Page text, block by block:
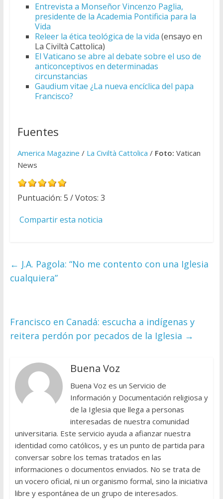
Entrevista a Monseñor Vincenzo Paglia,
presidente de la Academia Pontificia para la
Vida
Releer la ética teológica de la vida (ensayo en
La Civiltà Cattolica)
El Vaticano se abre al debate sobre el uso de
anticonceptivos en determinadas
circunstancias
Gaudium vitae ¿La nueva encíclica del papa
Francisco?
Fuentes
America Magazine / La Civiltà Cattolica / Foto: Vatican
News
Puntuación: 5 / Votos: 3
Compartir esta noticia
← J.A. Pagola: “No me contento con una Iglesia
cualquiera”
Francisco en Canadá: escucha a indígenas y
reitera perdón por pecados de la Iglesia →
Buena Voz
Buena Voz es un Servicio de
Información y Documentación religiosa y
de la Iglesia que llega a personas
interesadas de nuestra comunidad
universitaria. Este servicio ayuda a afianzar nuestra
identidad como católicos, y es un punto de partida para
conversar sobre los temas tratados en las
informaciones o documentos enviados. No se trata de
un vocero oficial, ni un organismo formal, sino la iniciativa
libre y espontánea de un grupo de interesados.